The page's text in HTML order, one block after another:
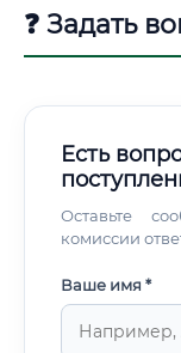
❓ Задать
Есть
Оставьте
комиссии
Ваше имя *